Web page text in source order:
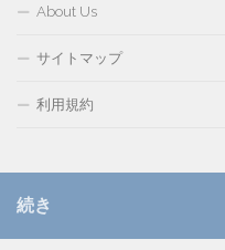
About Us
サイトマップ
利用規約
続き